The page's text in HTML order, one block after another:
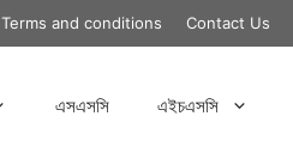
Terms and conditions Contact Us
এসএসসি এইচএসসি